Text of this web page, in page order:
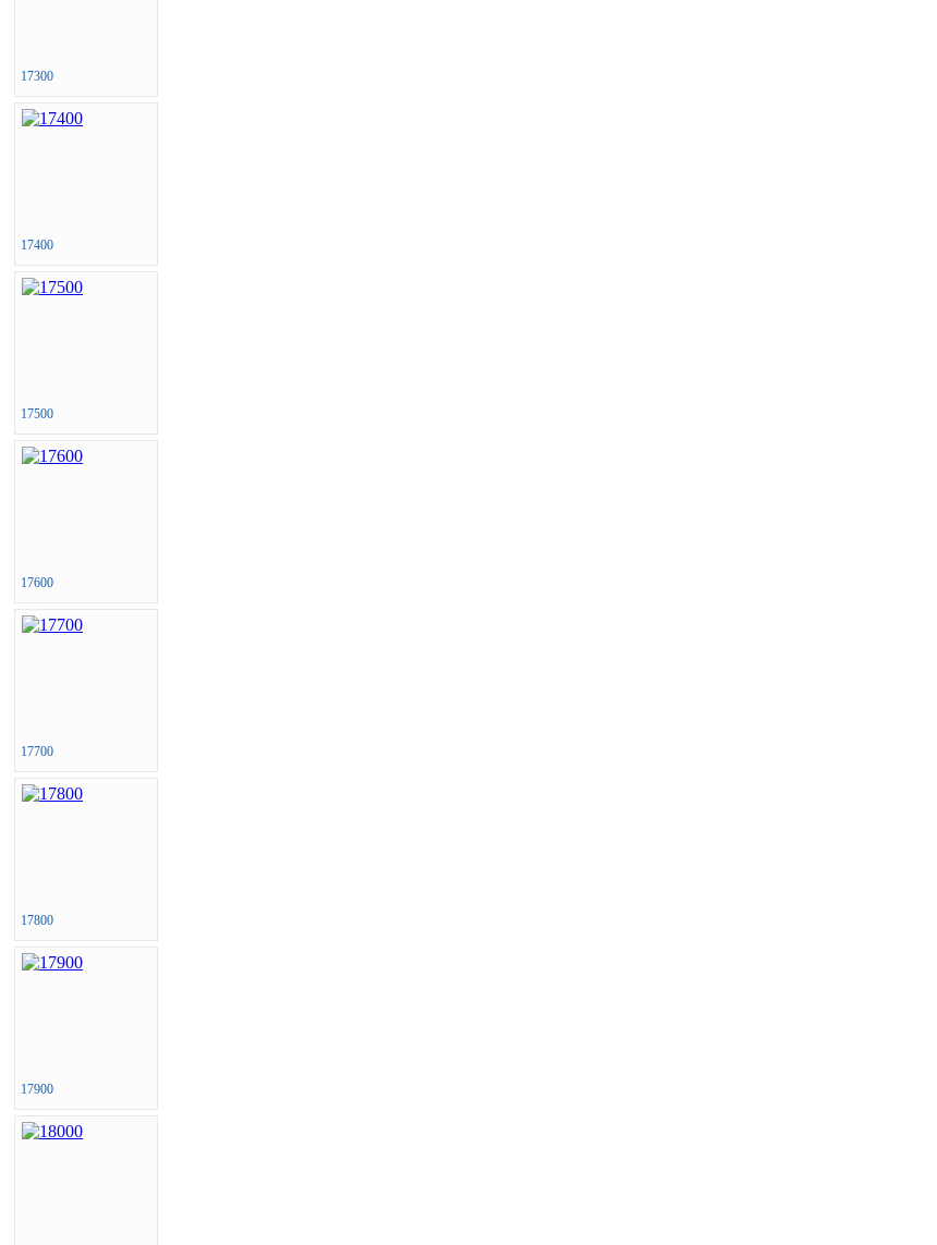
17300
17400
17500
17600
17700
17800
17900